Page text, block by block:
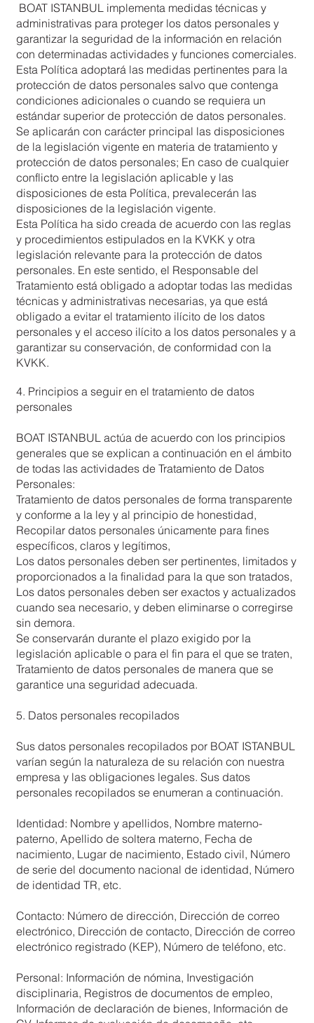
BOAT ISTANBUL implementa medidas técnicas y
administrativas para proteger los datos personales y
garantizar la seguridad de la información en relación
con determinadas actividades y funciones comerciales.
Esta Política adoptará las medidas pertinentes para la
protección de datos personales salvo que contenga
condiciones adicionales o cuando se requiera un
estándar superior de protección de datos personales.
Se aplicarán con carácter principal las disposiciones
de la legislación vigente en materia de tratamiento y
protección de datos personales; En caso de cualquier
conflicto entre la legislación aplicable y las
disposiciones de esta Política, prevalecerán las
disposiciones de la legislación vigente.
Esta Política ha sido creada de acuerdo con las reglas
y procedimientos estipulados en la KVKK y otra
legislación relevante para la protección de datos
personales. En este sentido, el Responsable del
Tratamiento está obligado a adoptar todas las medidas
técnicas y administrativas necesarias, ya que está
obligado a evitar el tratamiento ilícito de los datos
personales y el acceso ilícito a los datos personales y a
garantizar su conservación, de conformidad con la
KVKK.
4. Principios a seguir en el tratamiento de datos
personales
BOAT ISTANBUL actúa de acuerdo con los principios
generales que se explican a continuación en el ámbito
de todas las actividades de Tratamiento de Datos
Personales:
Tratamiento de datos personales de forma transparente
y conforme a la ley y al principio de honestidad,
Recopilar datos personales únicamente para fines
específicos, claros y legítimos,
Los datos personales deben ser pertinentes, limitados y
proporcionados a la finalidad para la que son tratados,
Los datos personales deben ser exactos y actualizados
cuando sea necesario, y deben eliminarse o corregirse
sin demora.
Se conservarán durante el plazo exigido por la
legislación aplicable o para el fin para el que se traten,
Tratamiento de datos personales de manera que se
garantice una seguridad adecuada.
5. Datos personales recopilados
Sus datos personales recopilados por BOAT ISTANBUL
varían según la naturaleza de su relación con nuestra
empresa y las obligaciones legales. Sus datos
personales recopilados se enumeran a continuación.
Identidad: Nombre y apellidos, Nombre materno-
paterno, Apellido de soltera materno, Fecha de
nacimiento, Lugar de nacimiento, Estado civil, Número
de serie del documento nacional de identidad, Número
de identidad TR, etc.
Contacto: Número de dirección, Dirección de correo
electrónico, Dirección de contacto, Dirección de correo
electrónico registrado (KEP), Número de teléfono, etc.
Personal: Información de nómina, Investigación
disciplinaria, Registros de documentos de empleo,
Información de declaración de bienes, Información de